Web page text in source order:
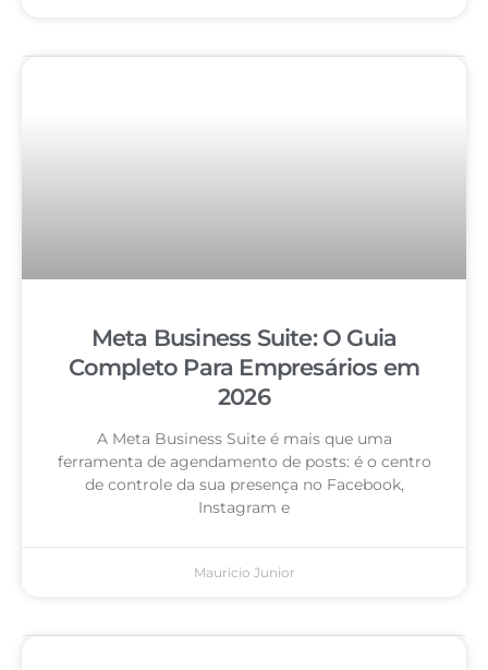
Meta Business Suite: O Guia
Completo Para Empresários em
2026
A Meta Business Suite é mais que uma
ferramenta de agendamento de posts: é o centro
de controle da sua presença no Facebook,
Instagram e
Mauricio Junior